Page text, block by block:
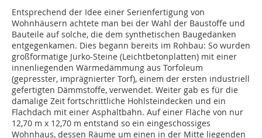
Entsprechend der Idee einer Serienfertigung von
Wohnhäusern achtete man bei der Wahl der Baustoffe und
Bauteile auf solche, die dem synthetischen Baugedanken
entgegenkamen. Dies begann bereits im Rohbau: So wurden
großformatige Jurko-Steine (Leichtbetonplatten) mit einer
innenliegenden Wärmedämmung aus Torfoleum
(gepresster, imprägnierter Torf), einem der ersten industriell
gefertigten Dämmstoffe, verwendet. Weiter gab es für die
damalige Zeit fortschrittliche Hohlsteindecken und ein
Flachdach mit einer Asphaltbahn. Auf einer Fläche von nur
12,70 m x 12,70 m entstand so ein eingeschossiges
Wohnhaus, dessen Räume um einen in der Mitte liegenden